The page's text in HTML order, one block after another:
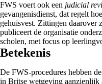
FWS voert ook een judicial
gevangenisdienst, dat regelt
gehuisvest. Zittingen daarover
publiceert de organisatie
scholen, met focus op
Betekenis
De FWS-procedures hebben
in Britse wetgeving